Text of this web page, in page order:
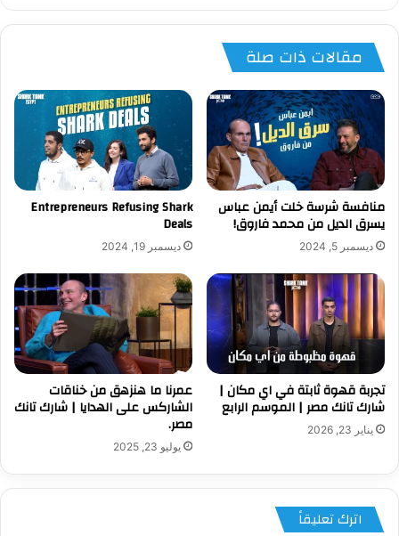
مقالات ذات صلة
منافسة شرسة خلت أيمن عباس
يسرق الديل من محمد فاروق!
ديسمبر 5, 2024
Entrepreneurs Refusing Shark
Deals
ديسمبر 19, 2024
تجربة قهوة ثابتة في اي مكان |
شارك تانك مصر | الموسم الرابع
يناير 23, 2026
عمرنا ما هنزهق من خناقات
الشاركس على الهدايا | شارك تانك
مصر.
يوليو 23, 2025
اترك تعليقاً